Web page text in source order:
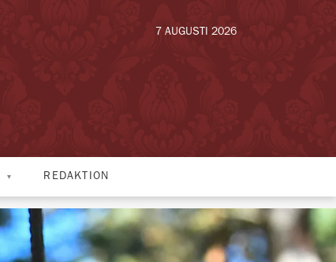
7 AUGUSTI 2026
REDAKTION